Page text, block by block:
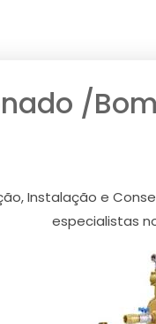
/
Instalação e
especialistas